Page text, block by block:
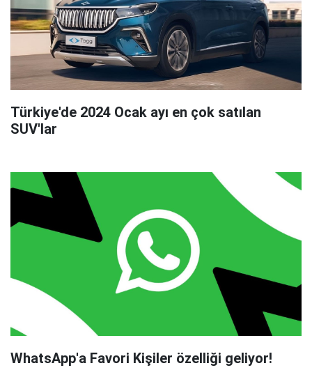
Türkiye'de 2024 Ocak ayı en çok satılan
SUV'lar
WhatsApp'a Favori Kişiler özelliği geliyor!